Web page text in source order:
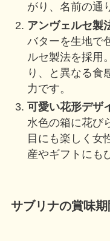
がり、名前の通
アンヴェルセ製
バターを生地で
ルセ製法を採用
り、と異なる食
力です。
可愛い花形デザ
水色の箱に花び
目にも楽しく女
産やギフトにも
サブリナの賞味期